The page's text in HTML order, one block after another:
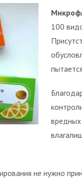
100
пытается
не нужно